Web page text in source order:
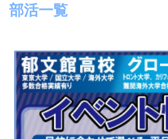
部活一覧